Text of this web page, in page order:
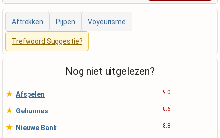
Aftrekken Pijpen Voyeurisme
Trefwoord Suggestie?
Nog niet uitgelezen?
★ Afspelen 9.0
★ Gehannes 8.6
★ Nieuwe Bank 8.8